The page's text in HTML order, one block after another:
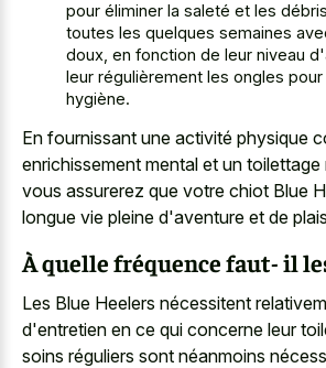
pour éliminer la saleté et les
toutes les quelques semaines
doux, en fonction de leur niveau
leur régulièrement les ongles pour
hygiène.
En fournissant une activité physique
enrichissement mental et un toilettage
vous assurerez que votre chiot Blue
longue vie pleine d'aventure et de
À quelle fréquence faut- il
Les Blue Heelers nécessitent
d'entretien en ce qui concerne leur
soins réguliers sont néanmoins